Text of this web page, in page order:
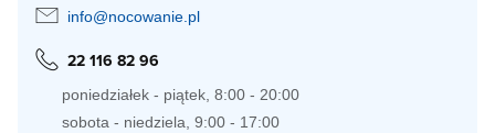
info@nocowanie.pl
22 116 82 96
poniedziałek - piątek, 8:00 - 20:00
sobota - niedziela, 9:00 - 17:00